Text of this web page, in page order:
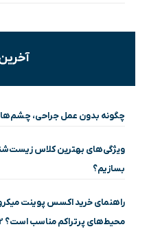
چگونه بدون عمل جراحی،
ویژگی‌های بهترین کلاس
بسازیم؟
راهنمای خرید اکسس پوینت
محیط‌های پرتراکم مناسب است؟ Cat4 vs Cat6 vs Cat12